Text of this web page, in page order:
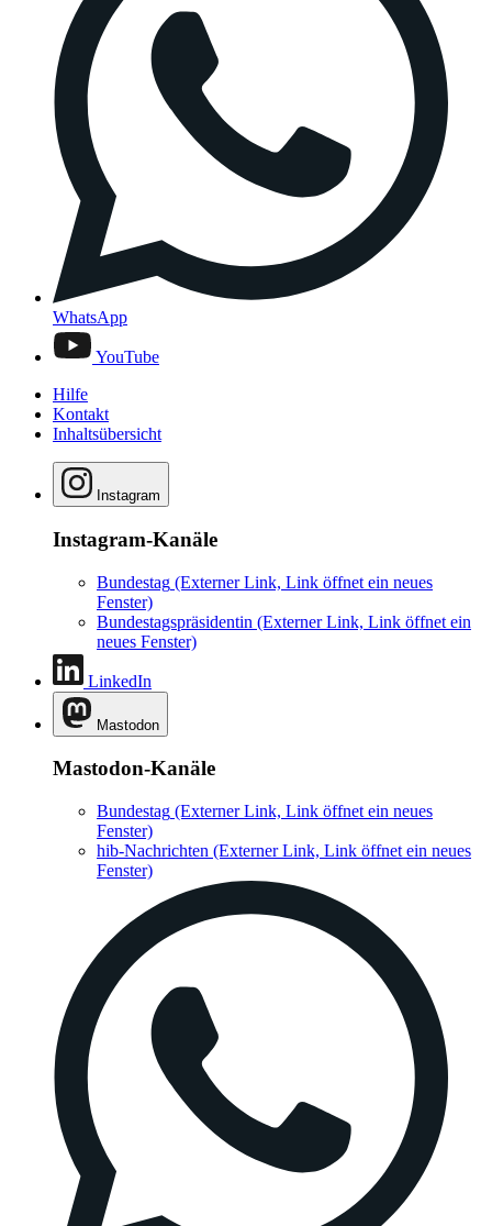
WhatsApp
YouTube
Hilfe
Kontakt
Inhaltsübersicht
Instagram
Instagram-Kanäle
Bundestag (Externer Link, Link öffnet ein neues
Fenster)
Bundestagspräsidentin (Externer Link, Link öffnet ein
neues Fenster)
LinkedIn
Mastodon
Mastodon-Kanäle
Bundestag (Externer Link, Link öffnet ein neues
Fenster)
hib-Nachrichten (Externer Link, Link öffnet ein neues
Fenster)